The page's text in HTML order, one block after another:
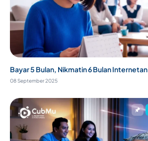
Bayar 5 Bulan, Nikmatin 6 Bulan Internetan
08 September 2025